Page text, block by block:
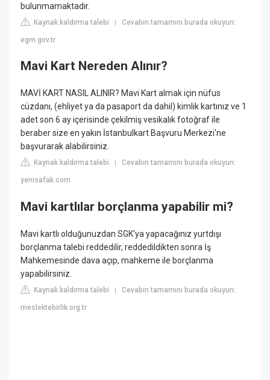
bulunmamaktadır.
Kaynak kaldırma talebi |Cevabın tamamını burada okuyun:
egm.gov.tr
Mavi Kart Nereden Alınır?
MAVİ KART NASIL ALINIR? Mavi Kart almak için nüfus
cüzdanı, (ehliyet ya da pasaport da dahil) kimlik kartınız ve 1
adet son 6 ay içerisinde çekilmiş vesikalık fotoğraf ile
beraber size en yakın İstanbulkart Başvuru Merkezi'ne
başvurarak alabilirsiniz.
Kaynak kaldırma talebi |Cevabın tamamını burada okuyun:
yenisafak.com
Mavi kartlılar borçlanma yapabilir mi?
Mavi kartlı olduğunuzdan SGK'ya yapacağınız yurtdışı
borçlanma talebi reddedilir, reddedildikten sonra İş
Mahkemesinde dava açıp, mahkeme ile borçlanma
yapabilirsiniz.
Kaynak kaldırma talebi |Cevabın tamamını burada okuyun:
meslektebirlik.org.tr